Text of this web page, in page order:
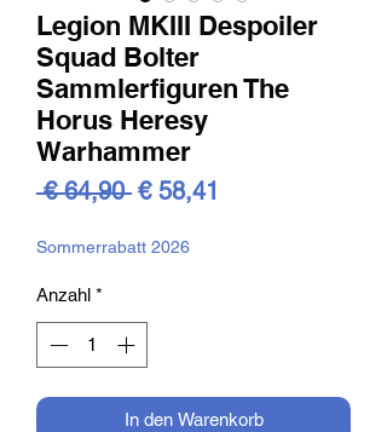
Legion MKIII Despoiler
Squad Bolter
Sammlerfiguren The
Horus Heresy
Warhammer
€ 64,90 Standardpreis
€ 58,41
Sommerrabatt 2026
Anzahl *
In den Warenkorb